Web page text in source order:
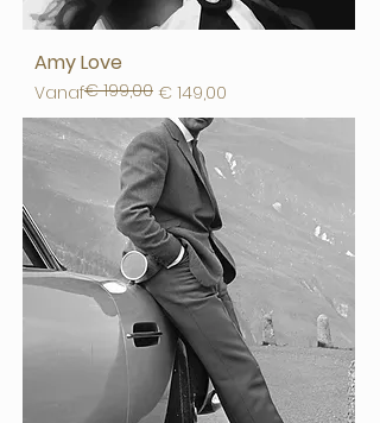
Amy Love
Vanaf
Normale prijs
€ 199,00 € 149,00
Verkoopprijs